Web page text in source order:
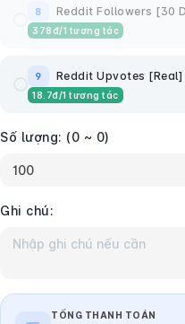
8 Reddit Followers [30
378 đ/1 tương tác
9 Reddit Upvotes
18.7đ/1 tương tác
Số lượng: (0 ~ 0)
Ghi chú:
TỔNG THANH TOÁN